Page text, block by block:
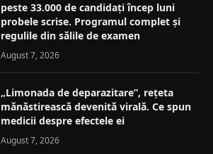
peste 33.000 de candidați încep luni
probele scrise. Programul complet și
regulile din sălile de examen
August 7, 2026
„Limonada de deparazitare”, rețeta
mănăstirească devenită virală. Ce spun
medicii despre efectele ei
August 7, 2026